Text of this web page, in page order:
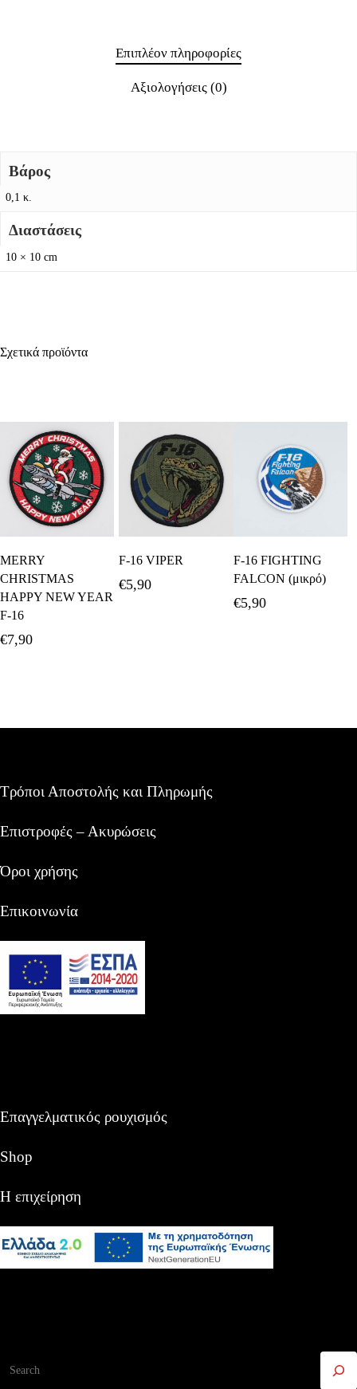
Επιπλέον πληροφορίες
Αξιολογήσεις (0)
Βάρος
0,1 κ.
Διαστάσεις
10 × 10 cm
Σχετικά προϊόντα
Καλάθι
MERRY
CHRISTMAS
HAPPY NEW YEAR
F-16
€7,90
F-16 VIPER
€5,90
Καλάθι
F-16 FIGHTING
FALCON (μικρό)
€5,90
Τρόποι Αποστολής και Πληρωμής
Επιστροφές – Ακυρώσεις
Όροι χρήσης
Επικοινωνία
Επαγγελματικός ρουχισμός
Shop
Η επιχείρηση